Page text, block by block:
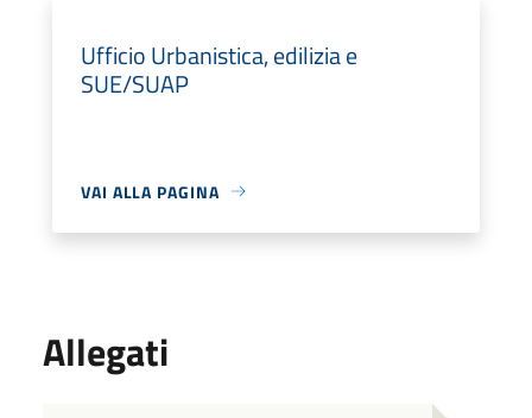
Ufficio Urbanistica, edilizia e
SUE/SUAP
VAI ALLA PAGINA
Allegati